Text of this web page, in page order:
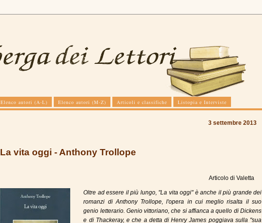
Elenco autori (A-L) Elenco autori (M-Z) Articoli e classifiche Listopia e Interviste
3 settembre 2013
La vita oggi - Anthony Trollope
Articolo di Valetta
Oltre ad essere il più lungo, "La vita oggi" è anche il più grande dei
romanzi di Anthony Trollope, l'opera in cui meglio risalta il suo
genio letterario. Genio vittoriano, che si affianca a quello di Dickens
e di Thackeray, e che a detta di Henry James poggiava sulla "sua